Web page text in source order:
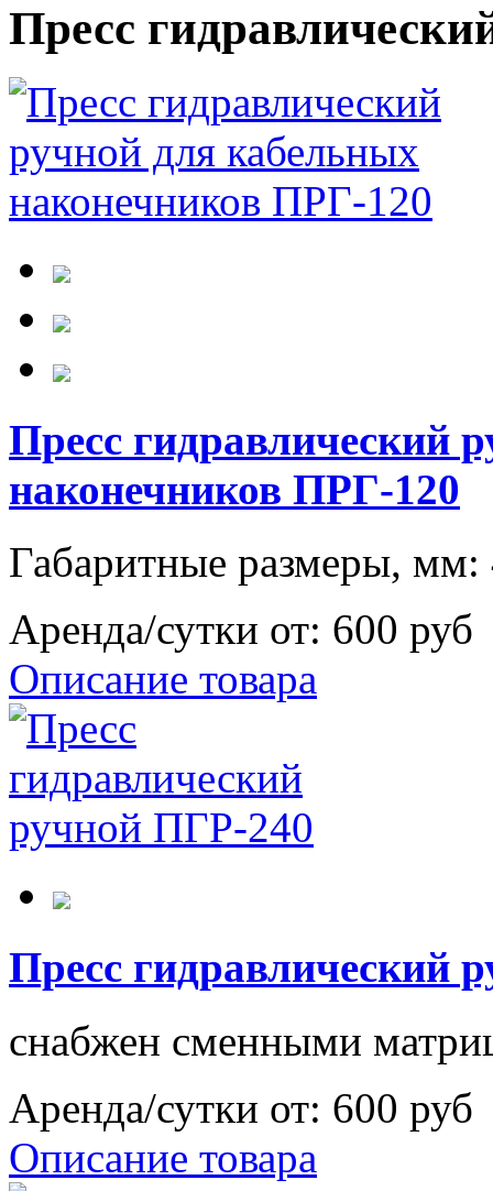
Пресс
Пресс гидравлический
наконечников ПРГ-120
Габаритные размеры,
Аренда/сутки от: 600 руб
Описание товара
Пресс гидравлический
снабжен сменными
Аренда/сутки от: 600 руб
Описание товара